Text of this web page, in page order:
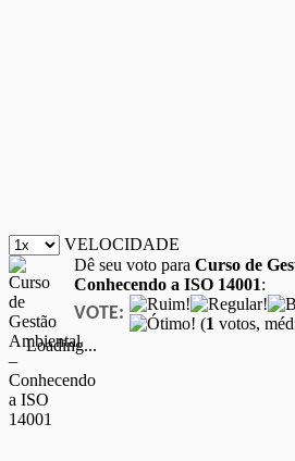
VELOCIDADE
Dê seu voto para Curso de
Conhecendo a ISO 14001:
VOTE: (1 votos,
Loading...